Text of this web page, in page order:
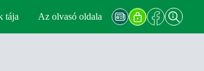
tája Az olvasó oldala